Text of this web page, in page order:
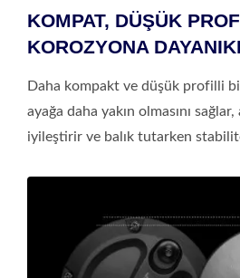
KOMPAT, DÜŞÜK
KOROZYONA
Daha kompakt ve düşük profilli
ayağa daha yakın olmasını sağlar,
iyileştirir ve balık tutarken